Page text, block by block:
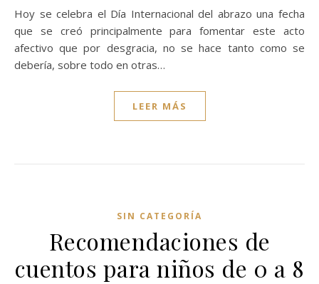
Hoy se celebra el Día Internacional del abrazo una fecha
que se creó principalmente para fomentar este acto
afectivo que por desgracia, no se hace tanto como se
debería, sobre todo en otras…
LEER MÁS
SIN CATEGORÍA
Recomendaciones de
cuentos para niños de 0 a 8